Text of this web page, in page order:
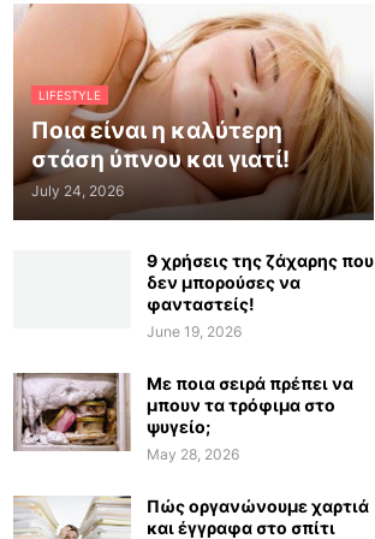
LIFESTYLE
Ποια είναι η καλύτερη
στάση ύπνου και γιατί!
July 24, 2026
9 χρήσεις της ζάχαρης που
δεν μπορούσες να
φανταστείς!
June 19, 2026
Με ποια σειρά πρέπει να
μπουν τα τρόφιμα στο
ψυγείο;
May 28, 2026
Πώς οργανώνουμε χαρτιά
και έγγραφα στο σπίτι